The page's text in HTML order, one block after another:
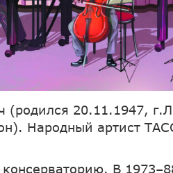
(родился 20.11.1947,
Народный артист
В